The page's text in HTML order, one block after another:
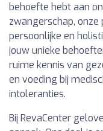
behoefte hebt aan
zwangerschap, onze
persoonlijke en
jouw unieke
ruime kennis van
en voeding bij
intoleranties.
Bij RevaCenter